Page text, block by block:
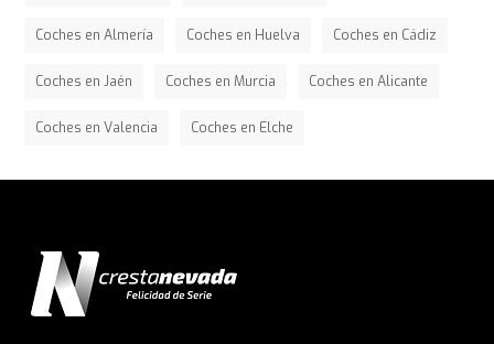
Coches en Almería Coches en Huelva Coches en Cádiz
Coches en Jaén Coches en Murcia Coches en Alicante
Coches en Valencia Coches en Elche